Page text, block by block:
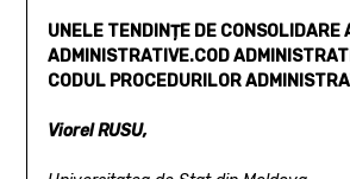
UNELE TENDINȚE DE CONSOLIDARE
ADMINISTRATIVE.COD
CODUL PROCEDURILOR
Viorel RUSU,